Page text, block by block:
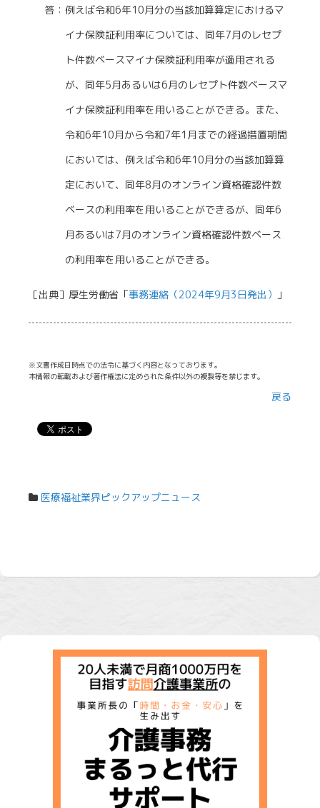
答：例えば令和6年10月分の当該加算算定におけるマ
イナ保険証利用率については、同年7月のレセプ
ト件数ベースマイナ保険証利用率が適用される
が、同年5月あるいは6月のレセプト件数ベースマ
イナ保険証利用率を用いることができる。また、
令和6年10月から令和7年1月までの経過措置期間
においては、例えば令和6年10月分の当該加算算
定において、同年8月のオンライン資格確認件数
ベースの利用率を用いることができるが、同年6
月あるいは7月のオンライン資格確認件数ベース
の利用率を用いることができる。
［出典］厚生労働省「事務連絡（2024年9月3日発出） 」
※文書作成日時点での法令に基づく内容となっております。
本情報の転載および著作権法に定められた条件以外の複製等を禁じます。
戻る
医療福祉業界ピックアップニュース